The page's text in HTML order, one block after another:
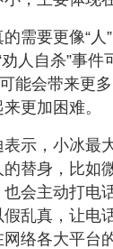
要更像“人”
人自杀”事件
能会带来更
更加困难。
，小冰最
替身，比如
会主动打电
乱真，让电
络各大平台